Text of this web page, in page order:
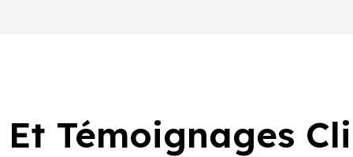
Et Témoignages